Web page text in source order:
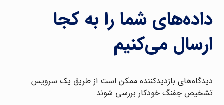
داده‌های شما را به کجا
ارسال می‌کنیم
دیدگاه‌های بازدیدکننده ممکن است از طریق یک سرویس
تشخیص جفنگ خودکار بررسی شوند.